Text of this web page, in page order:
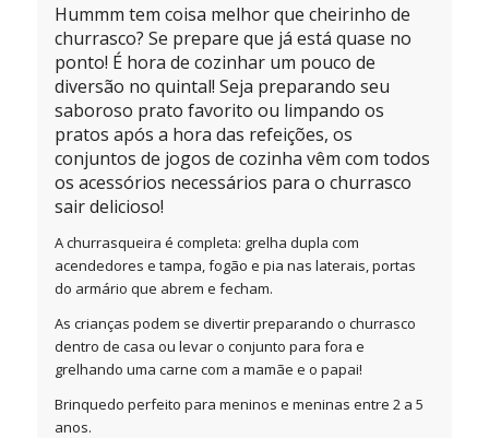
Hummm tem coisa melhor que cheirinho de
churrasco? Se prepare que já está quase no
ponto! É hora de cozinhar um pouco de
diversão no quintal! Seja preparando seu
saboroso prato favorito ou limpando os
pratos após a hora das refeições, os
conjuntos de jogos de cozinha vêm com todos
os acessórios necessários para o churrasco
sair delicioso!
A churrasqueira é completa: grelha dupla com
acendedores e tampa, fogão e pia nas laterais, portas
do armário que abrem e fecham.
As crianças podem se divertir preparando o churrasco
dentro de casa ou levar o conjunto para fora e
grelhando uma carne com a mamãe e o papai!
Brinquedo perfeito para meninos e meninas entre 2 a 5
anos.